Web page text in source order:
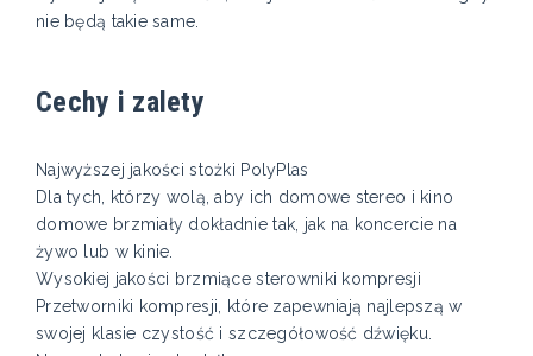
nie będą takie same.
Cechy i zalety
Najwyższej jakości stożki PolyPlas
Dla tych, którzy wolą, aby ich domowe stereo i kino
domowe brzmiały dokładnie tak, jak na koncercie na
żywo lub w kinie.
Wysokiej jakości brzmiące sterowniki kompresji
Przetworniki kompresji, które zapewniają najlepszą w
swojej klasie czystość i szczegółowość dźwięku.